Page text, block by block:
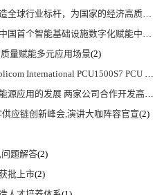
质量发展贡献更大力量|上海电气集团党委书记、董事长吴磊来访
首个智能基础设施数字化赋能中心
量赋能多元应用场景(2)
PCU1500S7 PCU 1500 S7 V4.5.0
发高性能储能和太阳能组串式逆变器方案 以实现可持续的未来
供应链创新峰会,演讲大咖阵容官宣(2)
题解答(2)
批上市(2)